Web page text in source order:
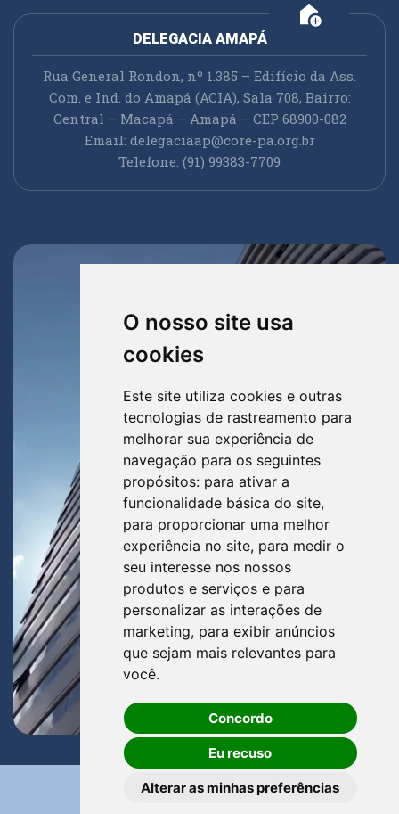
O nosso site usa
cookies
Este site utiliza cookies e outras
tecnologias de rastreamento para
melhorar sua experiência de
navegação para os seguintes
propósitos: para ativar a
funcionalidade básica do site,
para proporcionar uma melhor
experiência no site, para medir o
seu interesse nos nossos
produtos e serviços e para
personalizar as interações de
marketing, para exibir anúncios
que sejam mais relevantes para
você.
Concordo
Eu recuso
Alterar as minhas preferências
add_home
DELEGACIA AMAPÁ
Rua General Rondon, nº 1.385 – Edifício da Ass.
Com. e Ind. do Amapá (ACIA), Sala 708, Bairro:
Central – Macapá – Amapá – CEP 68900-082
Email: delegaciaap@core-pa.org.br
Telefone: (91) 99383-7709